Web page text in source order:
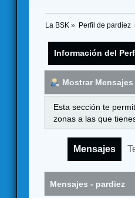
La BSK » Perfil de pardiez
Información del
Mostrar Mensajes
Esta sección te
zonas a las que
Mensajes
Mensajes - pardiez